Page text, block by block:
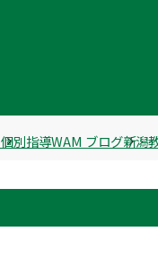
個別指導WAM ブログ新潟